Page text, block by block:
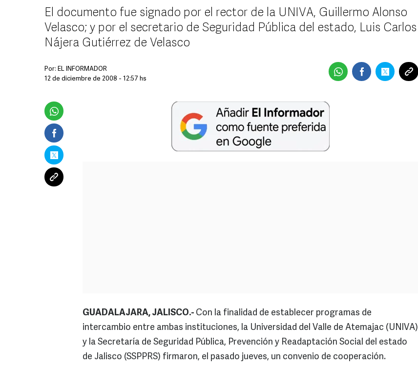
El documento fue signado por el rector de la UNIVA, Guillermo Alonso
Velasco; y por el secretario de Seguridad Pública del estado, Luis Carlos
Nájera Gutiérrez de Velasco
Por: EL INFORMADOR
12 de diciembre de 2008 - 12:57 hs
GUADALAJARA, JALISCO.- Con la finalidad de establecer programas de
intercambio entre ambas instituciones, la Universidad del Valle de Atemajac (UNIVA)
y la Secretaría de Seguridad Pública, Prevención y Readaptación Social del estado
de Jalisco (SSPPRS) firmaron, el pasado jueves, un convenio de cooperación.